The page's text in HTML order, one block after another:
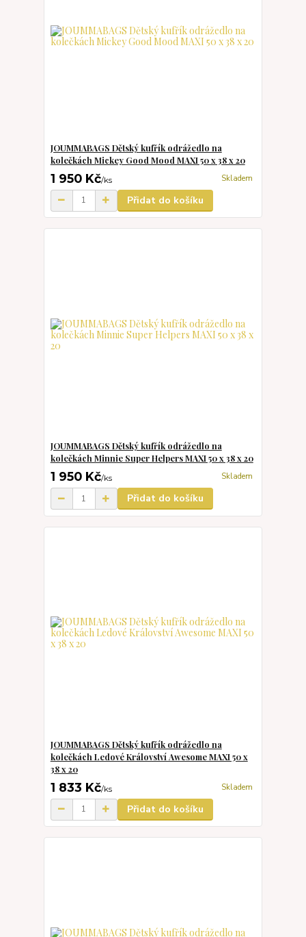
JOUMMABAGS Dětský kufřík odrážedlo na
kolečkách Mickey Good Mood MAXI 50 x 38 x 20
1 950 Kč/ks Skladem
Přidat do košíku
JOUMMABAGS Dětský kufřík odrážedlo na
kolečkách Minnie Super Helpers MAXI 50 x 38 x 20
1 950 Kč/ks Skladem
Přidat do košíku
JOUMMABAGS Dětský kufřík odrážedlo na
kolečkách Ledové Království Awesome MAXI 50 x
38 x 20
1 833 Kč/ks Skladem
Přidat do košíku